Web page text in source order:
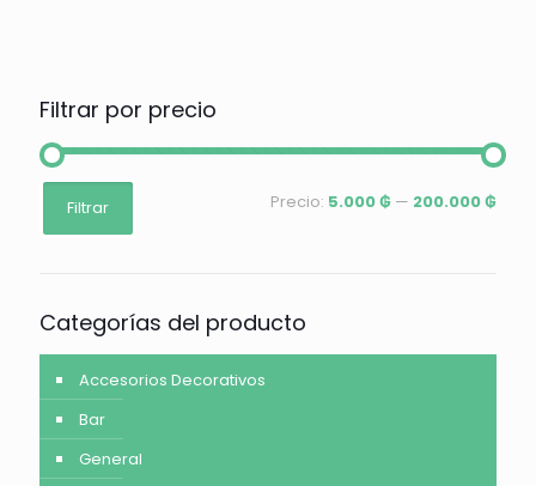
Filtrar por precio
Precio
mínimo
Precio
máximo
Filtrar Precio: 5.000 ₲ — 200.000 ₲
Categorías del producto
Accesorios Decorativos
Bar
General